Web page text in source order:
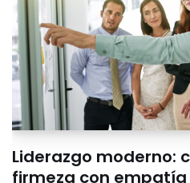
Liderazgo moderno:
firmeza con empatía